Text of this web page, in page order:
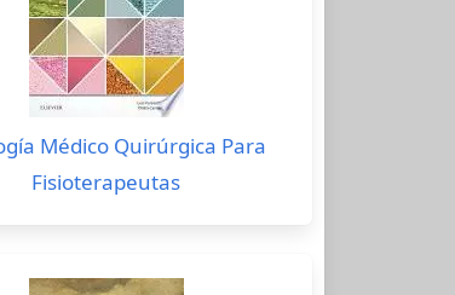
Médico Quirúrgica Para
Fisioterapeutas